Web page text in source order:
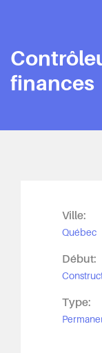
finances
Ville:
Québec
Début:
Type: